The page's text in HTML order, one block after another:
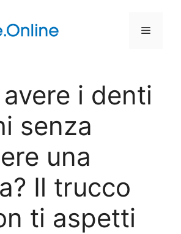
Menu
i denti
senza
una
Il trucco
ti aspetti